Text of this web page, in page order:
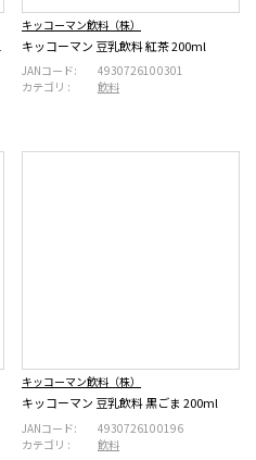
キッコーマン飲料（株）
キッコーマン 豆乳飲料 紅茶 200ml
JANコード:
4930726100301
カテゴリ :
飲料
キッコーマン飲料（株）
キッコーマン 豆乳飲料 黒ごま 200ml
JANコード:
4930726100196
カテゴリ :
飲料